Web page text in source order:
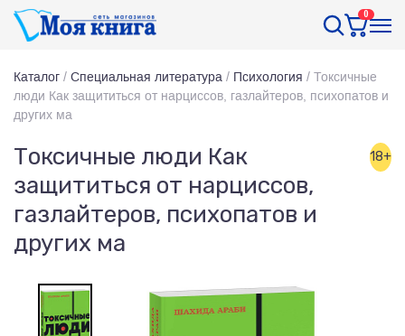
0
Каталог / Специальная литература / Психология / Токсичные
люди Как защититься от нарциссов, газлайтеров, психопатов и
других ма
Токсичные люди Как
защититься от нарциссов,
газлайтеров, психопатов и
других ма
18+